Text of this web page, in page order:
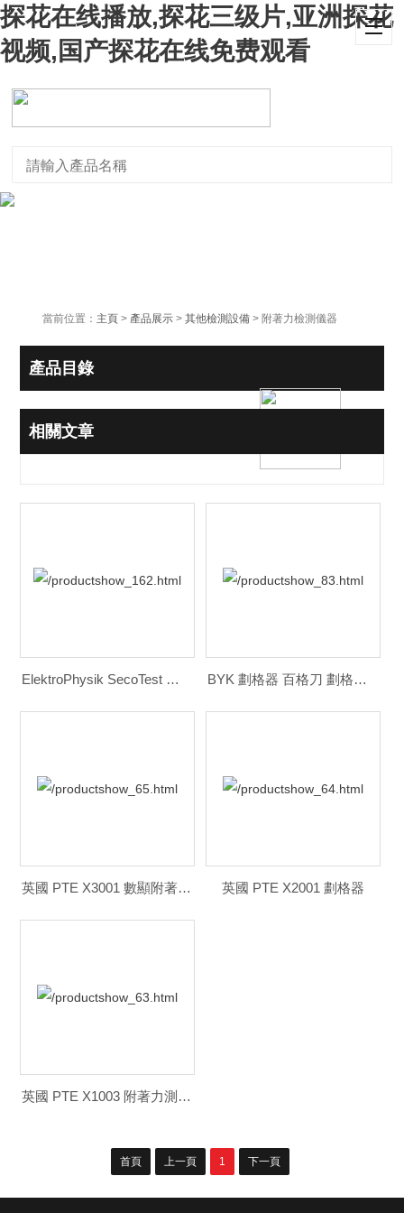
探花在线播放,探花三级片,亚洲探花
视频,国产探花在线免费观看
當前位置： 主頁 > 產品展示 >其他檢測設備 > 附著力檢測儀器
產品目錄
相關文章
ElektroPhysik SecoTest 劃格器 百格刀 BYK 劃格器 百格刀 劃格試驗儀工具包
英國 PTE X3001 數顯附著力測試儀 英國 PTE X2001 劃格器
英國 PTE X1003 附著力測試儀
首頁 上一頁 1 下一頁